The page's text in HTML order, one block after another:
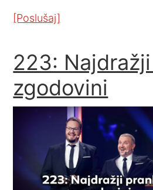
[Poslušaj]
223:
zgodovini